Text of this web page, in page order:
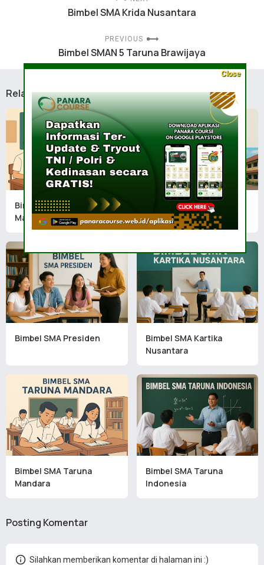
Bimbel SMA Krida Nusantara
PREVIOUS
Bimbel SMAN 5 Taruna Brawijaya
Related Posts
Bimbel SMA Taruna
Madani
Bimbel SMAN 2 Taruna
Bhayangkara
Bimbel SMA Presiden
Bimbel SMA Kartika
Nusantara
Bimbel SMA Taruna
Mandara
Bimbel SMA Taruna
Indonesia
Posting Komentar
Silahkan memberikan komentar di halaman ini :)
Close